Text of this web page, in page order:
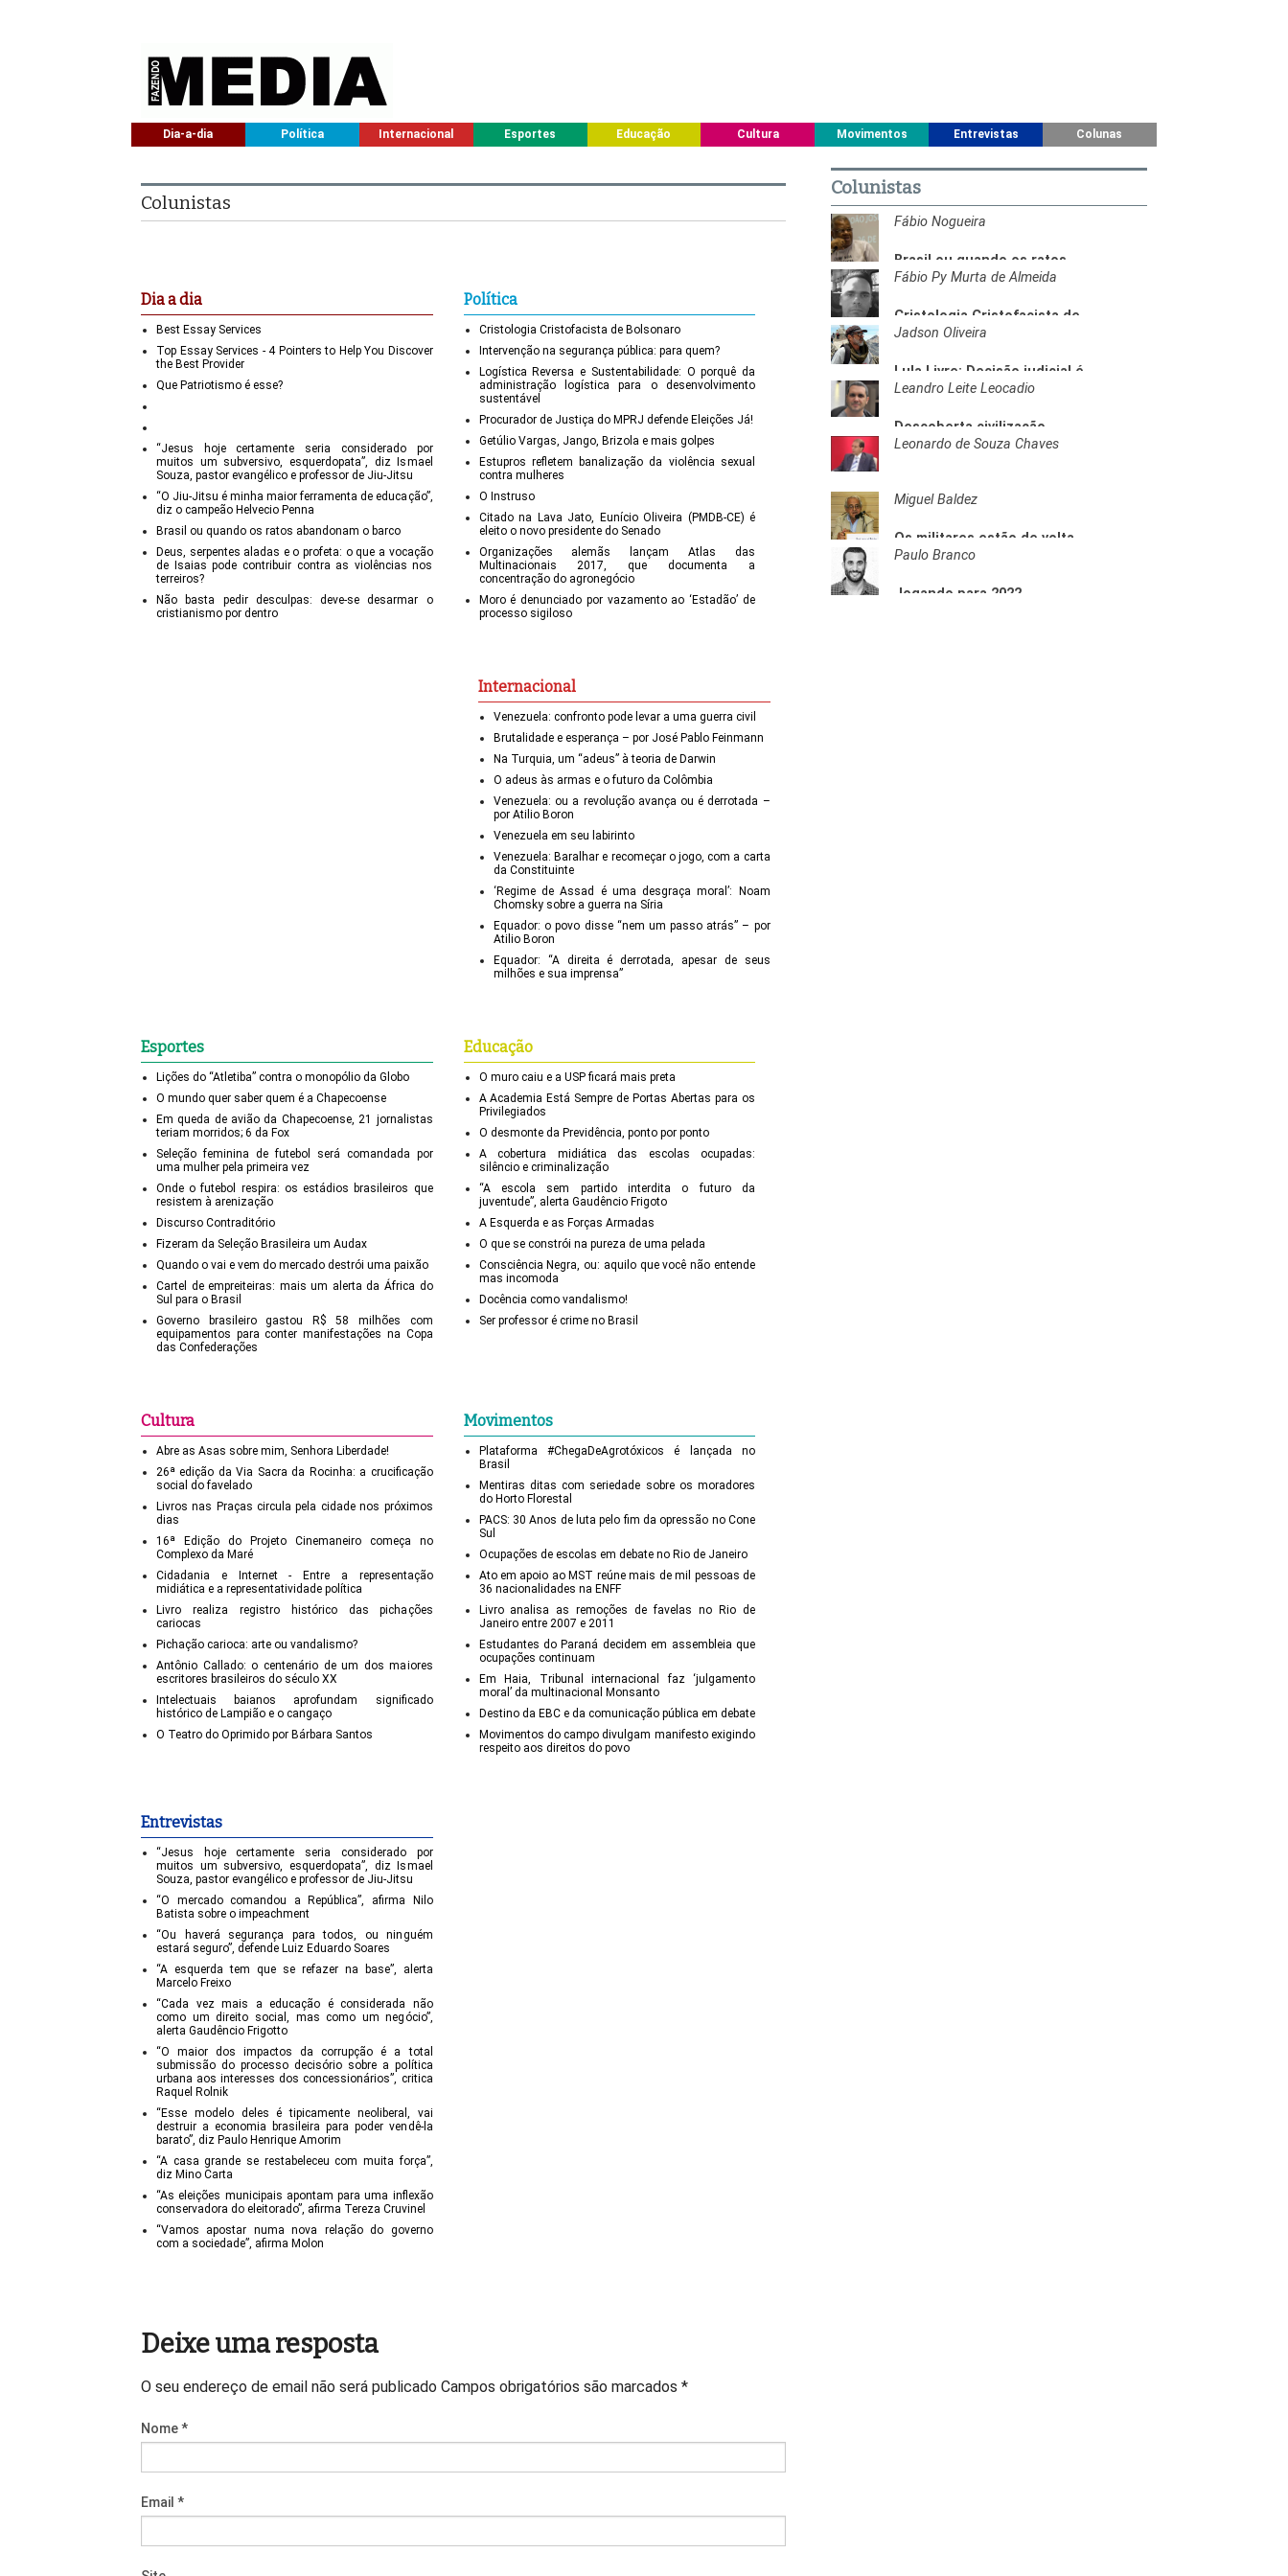
Dia-a-dia Política Internacional Esportes Educação Cultura Movimentos Entrevistas Colunas
Colunistas
Dia a dia
Best Essay Services
Top Essay Services - 4 Pointers to Help You Discover
the Best Provider
Que Patriotismo é esse?
“Jesus hoje certamente seria considerado por
muitos um subversivo, esquerdopata”, diz Ismael
Souza, pastor evangélico e professor de Jiu-Jitsu
“O Jiu-Jitsu é minha maior ferramenta de educação”,
diz o campeão Helvecio Penna
Brasil ou quando os ratos abandonam o barco
Deus, serpentes aladas e o profeta: o que a vocação
de Isaias pode contribuir contra as violências nos
terreiros?
Não basta pedir desculpas: deve-se desarmar o
cristianismo por dentro
Política
Cristologia Cristofacista de Bolsonaro
Intervenção na segurança pública: para quem?
Logística Reversa e Sustentabilidade: O porquê da
administração logística para o desenvolvimento
sustentável
Procurador de Justiça do MPRJ defende Eleições Já!
Getúlio Vargas, Jango, Brizola e mais golpes
Estupros refletem banalização da violência sexual
contra mulheres
O Instruso
Citado na Lava Jato, Eunício Oliveira (PMDB-CE) é
eleito o novo presidente do Senado
Organizações alemãs lançam Atlas das
Multinacionais 2017, que documenta a
concentração do agronegócio
Moro é denunciado por vazamento ao ‘Estadão’ de
processo sigiloso
Internacional
Venezuela: confronto pode levar a uma guerra civil
Brutalidade e esperança – por José Pablo Feinmann
Na Turquia, um “adeus” à teoria de Darwin
O adeus às armas e o futuro da Colômbia
Venezuela: ou a revolução avança ou é derrotada –
por Atilio Boron
Venezuela em seu labirinto
Venezuela: Baralhar e recomeçar o jogo, com a carta
da Constituinte
‘Regime de Assad é uma desgraça moral’: Noam
Chomsky sobre a guerra na Síria
Equador: o povo disse “nem um passo atrás” – por
Atilio Boron
Equador: “A direita é derrotada, apesar de seus
milhões e sua imprensa”
Esportes
Lições do “Atletiba” contra o monopólio da Globo
O mundo quer saber quem é a Chapecoense
Em queda de avião da Chapecoense, 21 jornalistas
teriam morridos; 6 da Fox
Seleção feminina de futebol será comandada por
uma mulher pela primeira vez
Onde o futebol respira: os estádios brasileiros que
resistem à arenização
Discurso Contraditório
Fizeram da Seleção Brasileira um Audax
Quando o vai e vem do mercado destrói uma paixão
Cartel de empreiteiras: mais um alerta da África do
Sul para o Brasil
Governo brasileiro gastou R$ 58 milhões com
equipamentos para conter manifestações na Copa
das Confederações
Educação
O muro caiu e a USP ficará mais preta
A Academia Está Sempre de Portas Abertas para os
Privilegiados
O desmonte da Previdência, ponto por ponto
A cobertura midiática das escolas ocupadas:
silêncio e criminalização
“A escola sem partido interdita o futuro da
juventude”, alerta Gaudêncio Frigoto
A Esquerda e as Forças Armadas
O que se constrói na pureza de uma pelada
Consciência Negra, ou: aquilo que você não entende
mas incomoda
Docência como vandalismo!
Ser professor é crime no Brasil
Cultura
Abre as Asas sobre mim, Senhora Liberdade!
26ª edição da Via Sacra da Rocinha: a crucificação
social do favelado
Livros nas Praças circula pela cidade nos próximos
dias
16ª Edição do Projeto Cinemaneiro começa no
Complexo da Maré
Cidadania e Internet - Entre a representação
midiática e a representatividade política
Livro realiza registro histórico das pichações
cariocas
Pichação carioca: arte ou vandalismo?
Antônio Callado: o centenário de um dos maiores
escritores brasileiros do século XX
Intelectuais baianos aprofundam significado
histórico de Lampião e o cangaço
O Teatro do Oprimido por Bárbara Santos
Movimentos
Plataforma #ChegaDeAgrotóxicos é lançada no
Brasil
Mentiras ditas com seriedade sobre os moradores
do Horto Florestal
PACS: 30 Anos de luta pelo fim da opressão no Cone
Sul
Ocupações de escolas em debate no Rio de Janeiro
Ato em apoio ao MST reúne mais de mil pessoas de
36 nacionalidades na ENFF
Livro analisa as remoções de favelas no Rio de
Janeiro entre 2007 e 2011
Estudantes do Paraná decidem em assembleia que
ocupações continuam
Em Haia, Tribunal internacional faz ‘julgamento
moral’ da multinacional Monsanto
Destino da EBC e da comunicação pública em debate
Movimentos do campo divulgam manifesto exigindo
respeito aos direitos do povo
Entrevistas
“Jesus hoje certamente seria considerado por
muitos um subversivo, esquerdopata”, diz Ismael
Souza, pastor evangélico e professor de Jiu-Jitsu
“O mercado comandou a República”, afirma Nilo
Batista sobre o impeachment
“Ou haverá segurança para todos, ou ninguém
estará seguro”, defende Luiz Eduardo Soares
“A esquerda tem que se refazer na base”, alerta
Marcelo Freixo
“Cada vez mais a educação é considerada não
como um direito social, mas como um negócio”,
alerta Gaudêncio Frigotto
“O maior dos impactos da corrupção é a total
submissão do processo decisório sobre a política
urbana aos interesses dos concessionários”, critica
Raquel Rolnik
“Esse modelo deles é tipicamente neoliberal, vai
destruir a economia brasileira para poder vendê-la
barato”, diz Paulo Henrique Amorim
“A casa grande se restabeleceu com muita força”,
diz Mino Carta
“As eleições municipais apontam para uma inflexão
conservadora do eleitorado”, afirma Tereza Cruvinel
“Vamos apostar numa nova relação do governo
com a sociedade”, afirma Molon
Deixe uma resposta
O seu endereço de email não será publicado Campos obrigatórios são marcados *
Nome*
Email *
Colunistas
Fábio Nogueira
Brasil ou quando os ratos
abandonam o barco
Fábio Py Murta de Almeida
Cristologia Cristofacista de
Bolsonaro
Jadson Oliveira
Lula Livre: Decisão judicial é
construída a partir de
Leandro Leite Leocadio
Descoberta civilização
congelada há 20 anos
Leonardo de Souza Chaves
Miguel Baldez
Os militares estão de volta,
mas um tanto assustados
Paulo Branco
Jogando para 2022